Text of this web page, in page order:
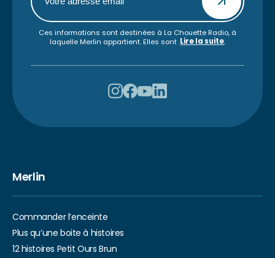
Ces informations sont destinées à La Chouette Radio, à
laquelle Merlin appartient. Elles sont Lire la suite.
Merlin
Commander l’enceinte
Plus qu’une boite à histoires
12 histoires Petit Ours Brun